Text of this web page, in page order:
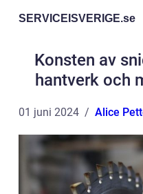
SERVICEISVERIGE.se
Konsten av
hantverk och
01 juni 2024 Alice